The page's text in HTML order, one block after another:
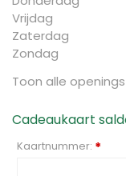
Vrijdag
Zaterdag
Zondag
Toon alle
Cadeaukaart
Kaartnummer: *